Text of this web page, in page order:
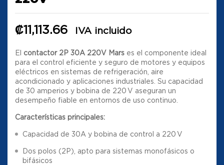
₡11,113.66 IVA incluido
El contactor 2P 30A 220V Mars es el componente ideal
para el control eficiente y seguro de motores y equipos
eléctricos en sistemas de refrigeración, aire
acondicionado y aplicaciones industriales. Su capacidad
de 30 amperios y bobina de 220 V aseguran un
desempeño fiable en entornos de uso continuo.
Características principales:
Capacidad de 30A y bobina de control a 220 V
Dos polos (2P), apto para sistemas monofásicos o
bifásicos